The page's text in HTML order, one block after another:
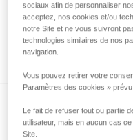
Comment calculer
sociaux afin de personnaliser
acceptez, nos cookies et/ou
notre Site et ne vous suivront
technologies similaires de nos
navigation.
Vous pouvez retirer votre
Paramètres des cookies »
Le fait de refuser tout ou partie
utilisateur, mais en aucun cas
Site.